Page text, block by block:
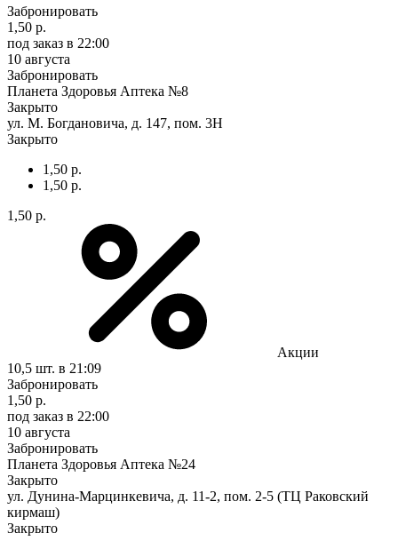
Забронировать
1,50 р.
под заказ в 22:00
10 августа
Забронировать
Планета Здоровья Аптека №8
Закрыто
ул. М. Богдановича, д. 147, пом. 3Н
Закрыто
1,50 р.
1,50 р.
1,50 р.
Акции
10,5 шт. в 21:09
Забронировать
1,50 р.
под заказ в 22:00
10 августа
Забронировать
Планета Здоровья Аптека №24
Закрыто
ул. Дунина-Марцинкевича, д. 11-2, пом. 2-5 (ТЦ Раковский
кирмаш)
Закрыто